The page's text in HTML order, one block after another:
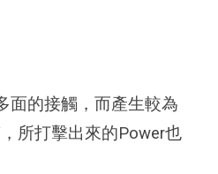
面的接觸，而產生較為
所打擊出來的Power也